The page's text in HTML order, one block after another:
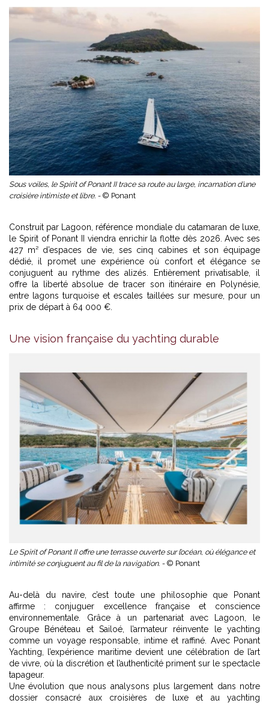
Sous voiles, le Spirit of Ponant II trace sa route au large, incarnation d’une
croisière intimiste et libre. - © Ponant
Construit par Lagoon, référence mondiale du catamaran de luxe,
le Spirit of Ponant II viendra enrichir la flotte dès 2026. Avec ses
427 m² d’espaces de vie, ses cinq cabines et son équipage
dédié, il promet une expérience où confort et élégance se
conjuguent au rythme des alizés. Entièrement privatisable, il
offre la liberté absolue de tracer son itinéraire en Polynésie,
entre lagons turquoise et escales taillées sur mesure, pour un
prix de départ à 64 000 €.
Une vision française du yachting durable
Le Spirit of Ponant II offre une terrasse ouverte sur l’océan, où élégance et
intimité se conjuguent au fil de la navigation. - © Ponant
Au-delà du navire, c’est toute une philosophie que Ponant
affirme : conjuguer excellence française et conscience
environnementale. Grâce à un partenariat avec Lagoon, le
Groupe Bénéteau et Sailoé, l’armateur réinvente le yachting
comme un voyage responsable, intime et raffiné. Avec Ponant
Yachting, l’expérience maritime devient une célébration de l’art
de vivre, où la discrétion et l’authenticité priment sur le spectacle
tapageur.
Une évolution que nous analysons plus largement dans notre
dossier consacré aux croisières de luxe et au yachting